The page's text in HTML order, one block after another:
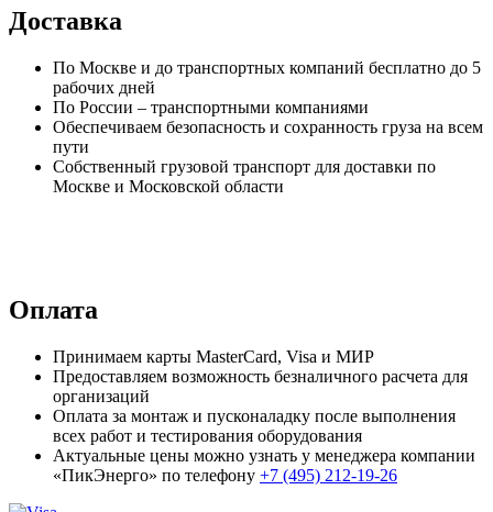
Доставка
По Москве и до транспортных компаний бесплатно до 5
рабочих дней
По России – транспортными компаниями
Обеспечиваем безопасность и сохранность груза на всем
пути
Собственный грузовой транспорт для доставки по
Москве и Московской области
Оплата
Принимаем карты MasterCard, Visa и МИР
Предоставляем возможность безналичного расчета для
организаций
Оплата за монтаж и пусконаладку после выполнения
всех работ и тестирования оборудования
Актуальные цены можно узнать у менеджера компании
«ПикЭнерго» по телефону +7 (495) 212-19-26